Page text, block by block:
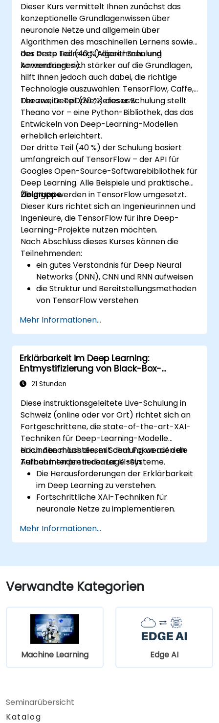
Dieser Kurs vermittelt Ihnen zunächst das
konzeptionelle Grundlagenwissen über
neuronale Netze und allgemein über
Algorithmen des maschinellen Lernens sowie
des Deep Learning (Algorithmen und
Anwendungen).
Der erste Teil (40 %) dieser Schulung
konzentriert sich stärker auf die Grundlagen,
hilft Ihnen jedoch auch dabei, die richtige
Technologie auszuwählen: TensorFlow, Caffe,
Theano, DeepDrive, Keras usw.
Der zweite Teil (20 %) dieser Schulung stellt
Theano vor – eine Python-Bibliothek, das das
Entwickeln von Deep-Learning-Modellen
erheblich erleichtert.
Der dritte Teil (40 %) der Schulung basiert
umfangreich auf TensorFlow – der API für
Googles Open-Source-Softwarebibliothek für
Deep Learning. Alle Beispiele und praktischen
Übungen werden in TensorFlow umgesetzt.
Zielgruppe
Dieser Kurs richtet sich an Ingenieurinnen und
Ingenieure, die TensorFlow für ihre Deep-
Learning-Projekte nutzen möchten.
Nach Abschluss dieses Kurses können die
Teilnehmenden:
ein gutes Verständnis für Deep Neural
Networks (DNN), CNN und RNN aufweisen
die Struktur und Bereitstellungsmethoden
von TensorFlow verstehen
und Architekturaufgaben sowie
Konfigurationen durchführen
Codequalität beurteilen, Debugging
betreiben und Monitoring durchführen
fortgeschrittene produktionsnahe
Aufgaben wie das Trainieren von
Logging umsetzen
Mehr Informationen...
Erklärbarkeit im Deep Learning:
Entmystifizierung von Black-Box-
Modellen
21 Stunden
Diese instruktionsgeleitete Live-Schulung in
Schweiz (online oder vor Ort) richtet sich an
Fortgeschrittene, die state-of-the-art-XAI-
Techniken für Deep-Learning-Modelle
erkunden möchten, mit dem Fokus auf den
Aufbau interpretierbarer KI-Systeme.
Nach Abschluss dieser Schulung werden die
Teilnehmenden in der Lage sein:
Die Herausforderungen der Erklärbarkeit
im Deep Learning zu verstehen.
Fortschrittliche XAI-Techniken für
neuronale Netze zu implementieren.
Modellen zu interpretieren.
Die Abwägung zwischen Leistung und
Mehr Informationen...
Verwandte Kategorien
Machine Learning Edge AI
Seminarübersicht
Katalog